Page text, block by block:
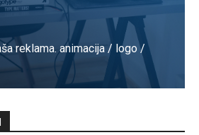
reklama. animacija / logo /